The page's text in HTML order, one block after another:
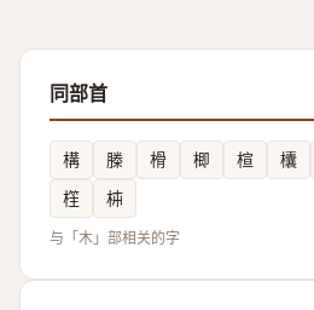
同部首
構 榺 榾 楖 楦 欜
樦
枾
与「木」部相关的字